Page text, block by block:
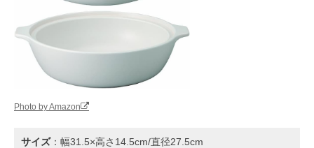
Photo by Amazon
サイズ：幅31.5×高さ14.5cm/直径27.5cm